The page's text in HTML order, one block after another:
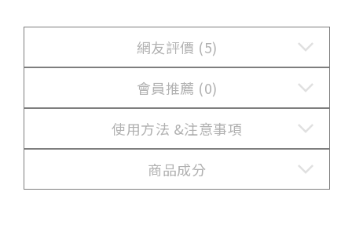
網友評價 (5)
會員推薦 (0)
使用方法 &注意事項
商品成分